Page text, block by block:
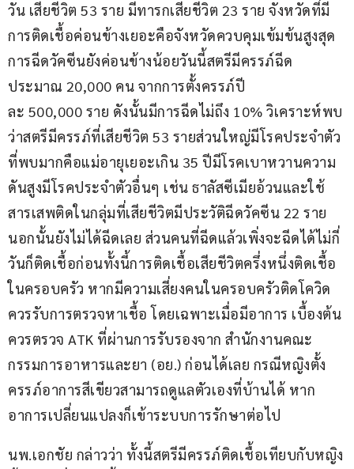
วัน เสียชีวิต 53 ราย มีทารกเสียชีวิต 23 ราย จังหวัดที่มี
การติดเชื้อค่อนข้างเยอะคือจังหวัดควบคุมเข้มข้นสูงสุด
การฉีดวัคซีนยังค่อนข้างน้อยวันนี้สตรีมีครรภ์ฉีด
ประมาณ 20,000 คน จากการตั้งครรภ์ปี
ละ 500,000 ราย ดังนั้นมีการฉีดไม่ถึง 10% วิเคราะห์พบ
ว่าสตรีมีครรภ์ที่เสียชีวิต 53 รายส่วนใหญ่มีโรคประจำตัว
ที่พบมากคือแม่อายุเยอะเกิน 35 ปีมีโรคเบาหวานความ
ดันสูงมีโรคประจำตัวอื่นๆ เช่น ธาลัสซีเมียอ้วนและใช้
สารเสพติดในกลุ่มที่เสียชีวิตมีประวัติฉีดวัคซีน 22 ราย
นอกนั้นยังไม่ได้ฉีดเลย ส่วนคนที่ฉีดแล้วเพิ่งจะฉีดได้ไม่กี่
วันก็ติดเชื้อก่อนทั้งนี้การติดเชื้อเสียชีวิตครึ่งหนึ่งติดเชื้อ
ในครอบครัว หากมีความเสี่ยงคนในครอบครัวติดโควิด
ควรรับการตรวจหาเชื้อ โดยเฉพาะเมื่อมีอาการ เบื้องต้น
ควรตรวจ ATK ที่ผ่านการรับรองจาก สำนักงานคณะ
กรรมการอาหารและยา (อย.) ก่อนได้เลย กรณีหญิงตั้ง
ครรภ์อาการสีเขียวสามารถดูแลตัวเองที่บ้านได้ หาก
อาการเปลี่ยนแปลงก็เข้าระบบการรักษาต่อไป
นพ.เอกชัย กล่าวว่า ทั้งนี้สตรีมีครรภ์ติดเชื้อเทียบกับหญิง